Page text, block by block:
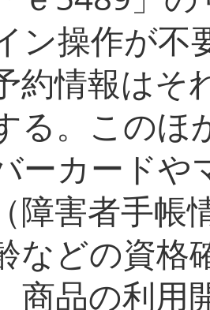
ン操作が不
約情報はそ
る。このほ
ーカードや
障害者手帳
などの資格
商品の利用